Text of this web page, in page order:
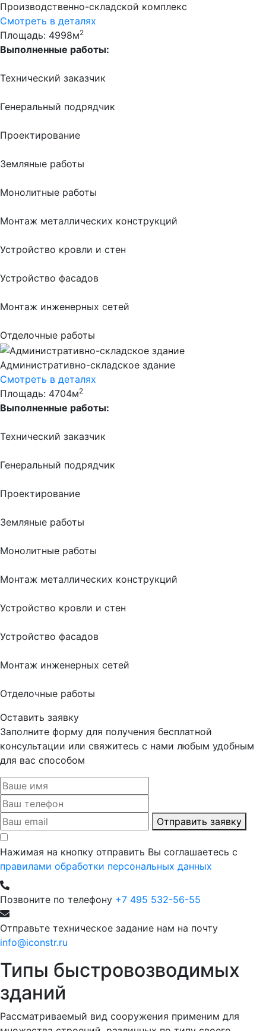
Производственно-складской комплекс
Смотреть в деталях
Площадь: 4998м2
Выполненные работы:
Технический заказчик
Генеральный подрядчик
Проектирование
Земляные работы
Монолитные работы
Монтаж металлических конструкций
Устройство кровли и стен
Устройство фасадов
Монтаж инженерных сетей
Отделочные работы
Административно-складское здание
Смотреть в деталях
Площадь: 4704м2
Выполненные работы:
Технический заказчик
Генеральный подрядчик
Проектирование
Земляные работы
Монолитные работы
Монтаж металлических конструкций
Устройство кровли и стен
Устройство фасадов
Монтаж инженерных сетей
Отделочные работы
Оставить заявку
Заполните форму для получения бесплатной
консультации или свяжитесь с нами любым удобным
для вас способом
Отправить заявку
Нажимая на кнопку отправить Вы соглашаетесь с
правилами обработки персональных данных
Позвоните по телефону +7 495 532-56-55
Отправьте техническое задание нам на почту
info@iconstr.ru
Типы быстровозводимых
зданий
Рассматриваемый вид сооружения применим для